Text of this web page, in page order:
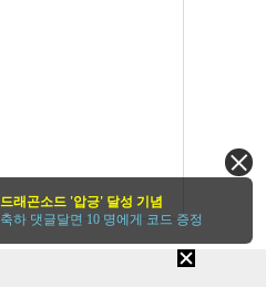
드래곤소드 '압긍' 달성 기념
축하 댓글달면 10 명에게 코드 증정